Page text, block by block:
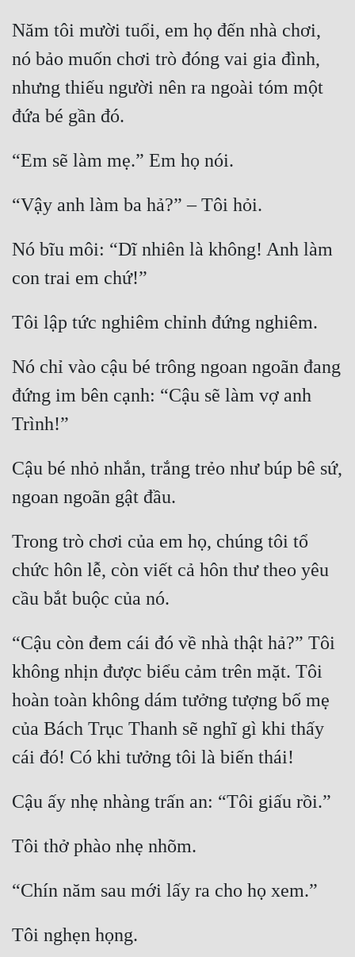
Truyện Nhập Môn
Truyện ngắn
Xa Lộ Dịch
Cung Đấu
Cổ Tiên Hiệp
Cổ Đại
Du Hí
Dị Năng
Góc Nhìn Nữ
Huyền Huyễn
Huyền Nghi
Huyền Ảo
Hài Hước
Khoa Huyễn
Khoa Huyễn Không Gian
Kinh Dị
Kỳ Ảo
Linh Dị
Năm tôi mười tuổi, em họ đến nhà chơi,
nó bảo muốn chơi trò đóng vai gia đình,
nhưng thiếu người nên ra ngoài tóm một
đứa bé gần đó.
“Em sẽ làm mẹ.” Em họ nói.
“Vậy anh làm ba hả?” – Tôi hỏi.
Nó bĩu môi: “Dĩ nhiên là không! Anh làm
con trai em chứ!”
Tôi lập tức nghiêm chỉnh đứng nghiêm.
Nó chỉ vào cậu bé trông ngoan ngoãn đang
đứng im bên cạnh: “Cậu sẽ làm vợ anh
Trình!”
Cậu bé nhỏ nhắn, trắng trẻo như búp bê sứ,
ngoan ngoãn gật đầu.
Trong trò chơi của em họ, chúng tôi tổ
chức hôn lễ, còn viết cả hôn thư theo yêu
cầu bắt buộc của nó.
“Cậu còn đem cái đó về nhà thật hả?” Tôi
không nhịn được biểu cảm trên mặt. Tôi
hoàn toàn không dám tưởng tượng bố mẹ
của Bách Trục Thanh sẽ nghĩ gì khi thấy
cái đó! Có khi tưởng tôi là biến thái!
Cậu ấy nhẹ nhàng trấn an: “Tôi giấu rồi.”
Tôi thở phào nhẹ nhõm.
“Chín năm sau mới lấy ra cho họ xem.”
Tôi nghẹn họng.